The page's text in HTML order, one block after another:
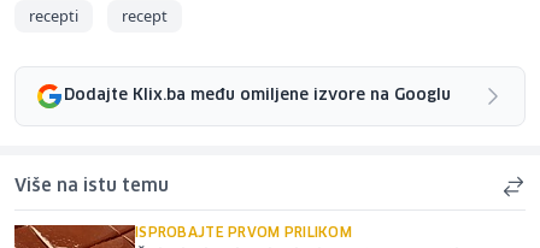
recepti recept
Dodajte Klix.ba među omiljene izvore na Googlu
Više na istu temu
ISPROBAJTE PRVOM PRILIKOM